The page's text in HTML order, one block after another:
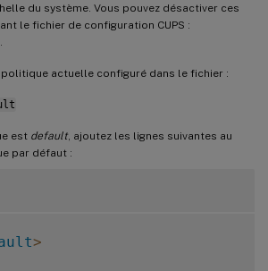
du système. Vous pouvez désactiver ces
le fichier de configuration CUPS :
actuelle configuré dans le fichier :
est default, ajoutez les lignes suivantes au
par défaut :
>